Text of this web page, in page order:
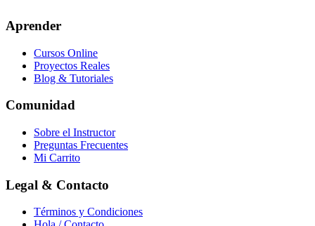
Aprender
Cursos Online
Proyectos Reales
Blog & Tutoriales
Comunidad
Sobre el Instructor
Preguntas Frecuentes
Mi Carrito
Legal & Contacto
Términos y Condiciones